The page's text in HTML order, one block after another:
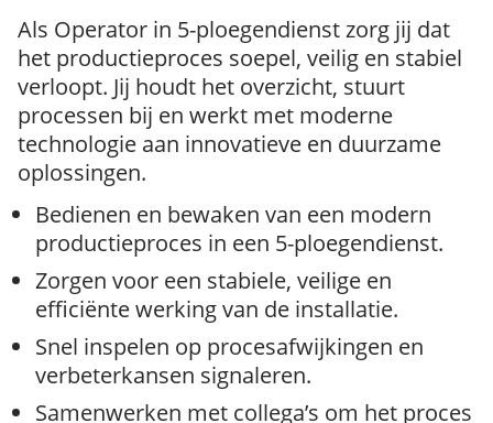
Als Operator in 5-ploegendienst zorg jij dat
het productieproces soepel, veilig en stabiel
verloopt. Jij houdt het overzicht, stuurt
processen bij en werkt met moderne
technologie aan innovatieve en duurzame
oplossingen.
Bedienen en bewaken van een modern
productieproces in een 5-ploegendienst.
Zorgen voor een stabiele, veilige en
efficiënte werking van de installatie.
Snel inspelen op procesafwijkingen en
verbeterkansen signaleren.
Samenwerken met collega’s om het proces